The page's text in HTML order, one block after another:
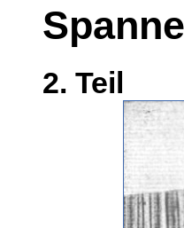
2. Teil